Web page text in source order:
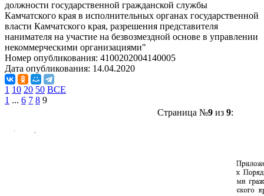
должности государственной гражданской службы
Камчатского края в исполнительных органах государственной
власти Камчатского края, разрешения представителя
нанимателя на участие на безвозмездной основе в управлении
некоммерческими организациями"
Номер опубликования: 4100202004140005
Дата опубликования: 14.04.2020
1 10 20 50 ВСЕ
1 ... 6 7 8 9
Страница №9из 9: